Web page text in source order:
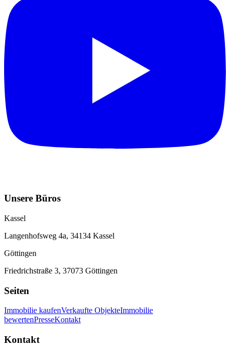
Unsere Büros
Kassel
Langenhofsweg 4a, 34134 Kassel
Göttingen
Friedrichstraße 3, 37073 Göttingen
Seiten
Immobilie kaufenVerkaufte ObjekteImmobilie
bewertenPresseKontakt
Kontakt